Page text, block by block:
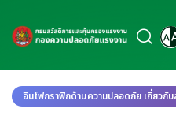
อินโฟกราฟิกด้านความปลอดภัย เกี่ยวกั